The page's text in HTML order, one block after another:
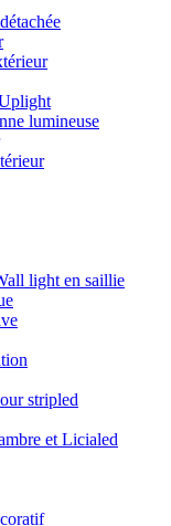
lumineuse
light en saillie
stripled
et Licialed